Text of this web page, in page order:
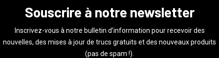
Souscrire à notre newsletter
Inscrivez-vous à notre bulletin d'information pour recevoir des
nouvelles, des mises à jour de trucs gratuits et des nouveaux produits
(pas de spam !).